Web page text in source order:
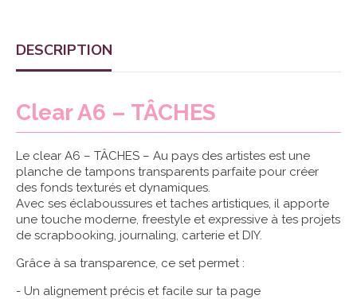
DESCRIPTION
Clear A6 – TÂCHES
Le clear A6 – TÂCHES – Au pays des artistes est une
planche de tampons transparents parfaite pour créer
des fonds texturés et dynamiques.
Avec ses éclaboussures et taches artistiques, il apporte
une touche moderne, freestyle et expressive à tes projets
de scrapbooking, journaling, carterie et DIY.
Grâce à sa transparence, ce set permet :
- Un alignement précis et facile sur ta page